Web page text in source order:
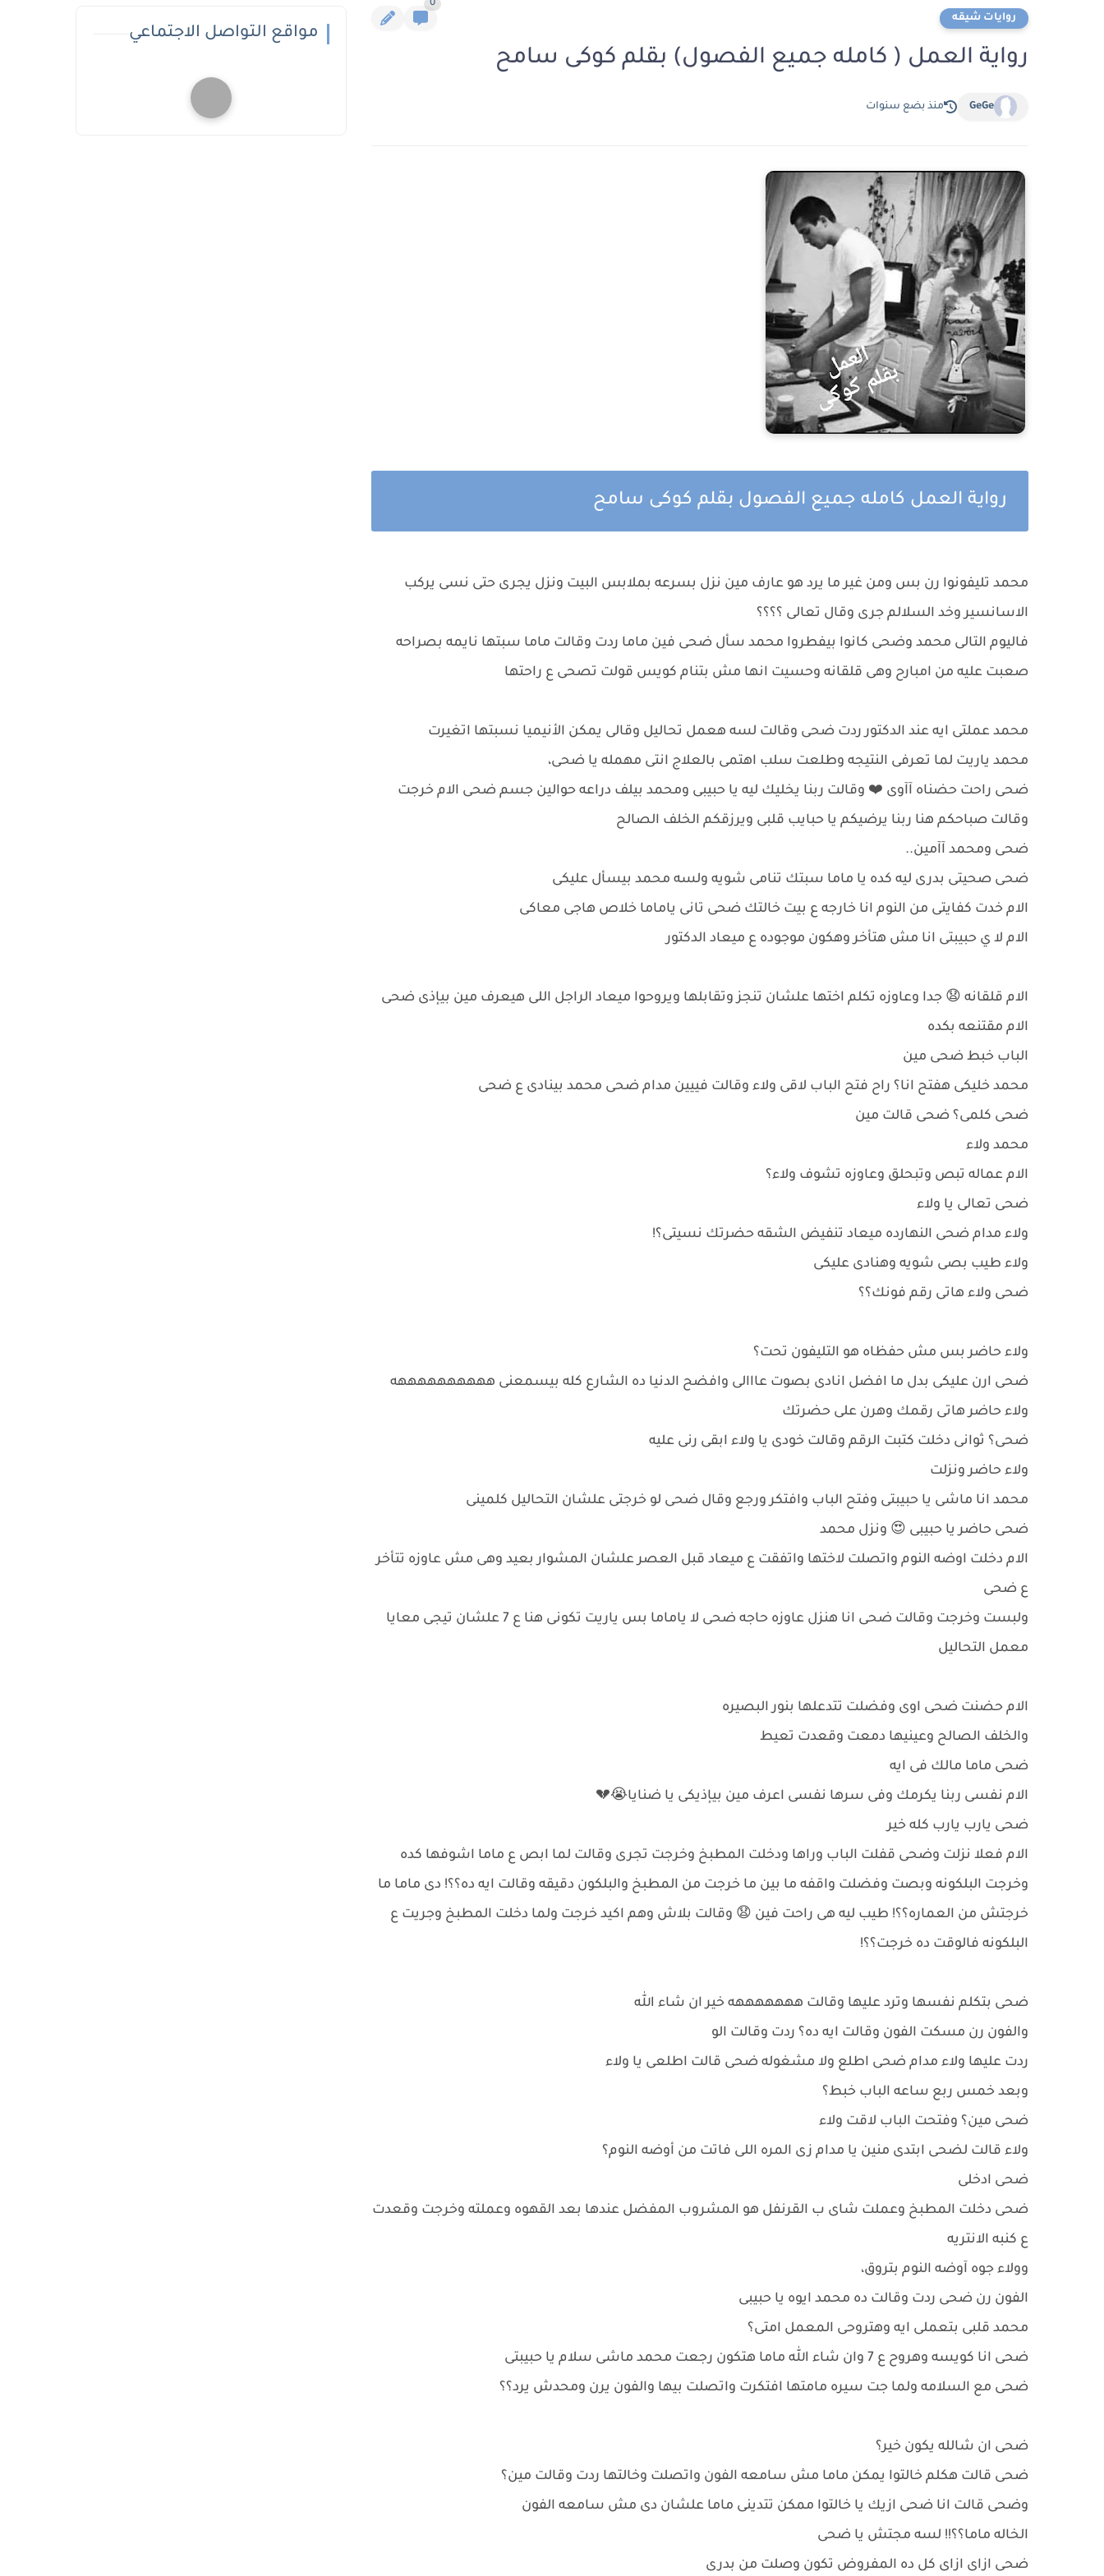
روايات شيقه
0
رواية العمل ( كامله جميع الفصول) بقلم كوكى سامح
GeGe منذ بضع سنوات
رواية العمل كامله جميع الفصول بقلم كوكى سامح
محمد تليفونوا رن بس ومن غير ما يرد هو عارف مين نزل بسرعه بملابس البيت ونزل يجرى حتى نسى يركب
الاسانسير وخد السلالم جرى وقال تعالى ؟؟؟؟
فاليوم التالى محمد وضحى كانوا بيفطروا محمد سأل ضحى فين ماما ردت وقالت ماما سبتها نايمه بصراحه
صعبت عليه من امبارح وهى قلقانه وحسيت انها مش بتنام كويس قولت تصحى ع راحتها
محمد عملتى ايه عند الدكتور ردت ضحى وقالت لسه هعمل تحاليل وقالى يمكن الأنيميا نسبتها اتغيرت
محمد ياريت لما تعرفى النتيجه وطلعت سلب اهتمى بالعلاج انتى مهمله يا ضحى،
ضحى راحت حضناه آآوى ❤️ وقالت ربنا يخليك ليه يا حبيبى ومحمد بيلف دراعه حوالين جسم ضحى الام خرجت
وقالت صباحكم هنا ربنا يرضيكم يا حبايب قلبى ويرزقكم الخلف الصالح
ضحى ومحمد آآمين..
ضحى صحيتى بدرى ليه كده يا ماما سبتك تنامى شويه ولسه محمد بيسأل عليكى
الام خدت كفايتى من النوم انا خارجه ع بيت خالتك ضحى تانى ياماما خلاص هاجى معاكى
الام لا ي حبيبتى انا مش هتأخر وهكون موجوده ع ميعاد الدكتور
الام قلقانه 😧 جدا وعاوزه تكلم اختها علشان تنجز وتقابلها ويروحوا ميعاد الراجل اللى هيعرف مين بيإذى ضحى
الام مقتنعه بكده
الباب خبط ضحى مين
محمد خليكى هفتح انا؟ راح فتح الباب لاقى ولاء وقالت فييين مدام ضحى محمد بينادى ع ضحى
ضحى كلمى؟ ضحى قالت مين
محمد ولاء
الام عماله تبص وتبحلق وعاوزه تشوف ولاء؟
ضحى تعالى يا ولاء
ولاء مدام ضحى النهارده ميعاد تنفيض الشقه حضرتك نسيتى؟!
ولاء طيب بصى شويه وهنادى عليكى
ضحى ولاء هاتى رقم فونك؟؟
ولاء حاضر بس مش حفظاه هو التليفون تحت؟
ضحى ارن عليكى بدل ما افضل انادى بصوت عااالى وافضح الدنيا ده الشارع كله بيسمعنى ههههههههههه
ولاء حاضر هاتى رقمك وهرن على حضرتك
ضحى؟ ثوانى دخلت كتبت الرقم وقالت خودى يا ولاء ابقى رنى عليه
ولاء حاضر ونزلت
محمد انا ماشى يا حبيبتى وفتح الباب وافتكر ورجع وقال ضحى لو خرجتى علشان التحاليل كلمينى
ضحى حاضر يا حبيبى 😍 ونزل محمد
الام دخلت اوضه النوم واتصلت لاختها واتفقت ع ميعاد قبل العصر علشان المشوار بعيد وهى مش عاوزه تتأخر
ع ضحى
ولبست وخرجت وقالت ضحى انا هنزل عاوزه حاجه ضحى لا ياماما بس ياريت تكونى هنا ع 7 علشان تيجى معايا
معمل التحاليل
الام حضنت ضحى اوى وفضلت تتدعلها بنور البصيره
والخلف الصالح وعينيها دمعت وقعدت تعيط
ضحى ماما مالك فى ايه
الام نفسى ربنا يكرمك وفى سرها نفسى اعرف مين بيإذيكى يا ضنايا😭💔
ضحى يارب يارب كله خير
الام فعلا نزلت وضحى قفلت الباب وراها ودخلت المطبخ وخرجت تجرى وقالت لما ابص ع ماما اشوفها كده
وخرجت البلكونه وبصت وفضلت واقفه ما بين ما خرجت من المطبخ والبلكون دقيقه وقالت ايه ده؟؟! دى ماما ما
خرجتش من العماره؟؟! طيب ليه هى راحت فين 😧 وقالت بلاش وهم اكيد خرجت ولما دخلت المطبخ وجريت ع
البلكونه فالوقت ده خرجت؟؟!
ضحى بتكلم نفسها وترد عليها وقالت هههههههه خير ان شاء الله
والفون رن مسكت الفون وقالت ايه ده؟ ردت وقالت الو
ردت عليها ولاء مدام ضحى اطلع ولا مشغوله ضحى قالت اطلعى يا ولاء
وبعد خمس ربع ساعه الباب خبط؟
ضحى مين؟ وفتحت الباب لاقت ولاء
ولاء قالت لضحى ابتدى منين يا مدام زى المره اللى فاتت من أوضه النوم؟
ضحى ادخلى
ضحى دخلت المطبخ وعملت شاى ب القرنفل هو المشروب المفضل عندها بعد القهوه وعملته وخرجت وقعدت
ع كنبه الانتريه
وولاء جوه آوضه النوم بتروق،
الفون رن ضحى ردت وقالت ده محمد ايوه يا حبيبى
محمد قلبى بتعملى ايه وهتروحى المعمل امتى؟
ضحى انا كويسه وهروح ع 7 وان شاء الله ماما هتكون رجعت محمد ماشى سلام يا حبيبتى
ضحى مع السلامه ولما جت سيره مامتها افتكرت واتصلت بيها والفون يرن ومحدش يرد؟؟
ضحى ان شالله يكون خير؟
ضحى قالت هكلم خالتوا يمكن ماما مش سامعه الفون واتصلت وخالتها ردت وقالت مين؟
وضحى قالت انا ضحى ازيك يا خالتوا ممكن تتدينى ماما علشان دى مش سامعه الفون
الخاله ماما؟؟!! لسه مجتش يا ضحى
ضحى ازاى ازاى كل ده المفروض تكون وصلت من بدرى
مواقع التواصل الاجتماعي